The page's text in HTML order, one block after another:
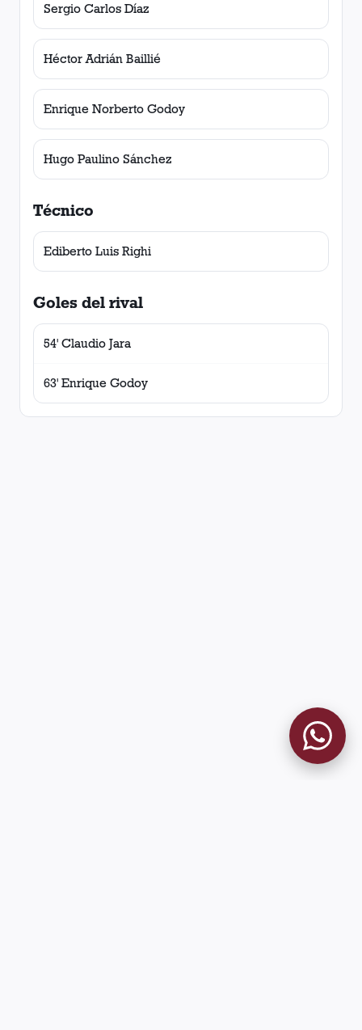
Sergio Carlos Díaz
Héctor Adrián Baillié
Enrique Norberto Godoy
Hugo Paulino Sánchez
Técnico
Ediberto Luis Righi
Goles del rival
54' Claudio Jara
63' Enrique Godoy